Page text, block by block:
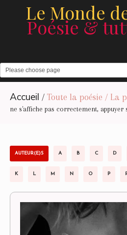
Le Monde
Poésie &
Accueil / Toute la poésie / La
ne s'affiche pas correctement, appuyer
AUTEUR(E)S A B C D
K L M N O P